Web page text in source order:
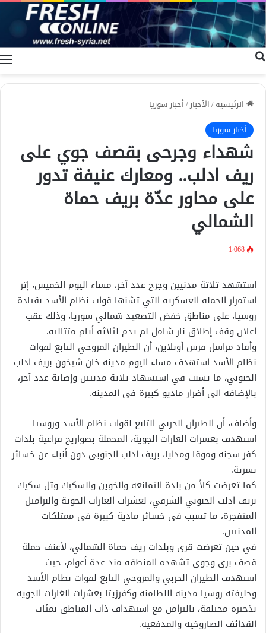
الرئيسية/الأخبار/أخبار سوريا
أخبار سوريا
شهداء وجرحى بقصف جوي على
ريف ادلب.. ومعارك عنيفة تدور
على محاور عدّة بريف حماة
الشمالي
1٬068
استشهد ثلاثة مدنيين وجرح عدد آخر، مساء اليوم الخميس، إثر
استمرار الحملة العسكرية التي تشنها قوات نظام الأسد بقيادة
روسيا، على مناطق خفض التصعيد شمالي سوريا، وذلك عقب
اعلان وقف إطلاق نار شامل لم يدم لثلاثة أيام متتالية.
وأفاد مراسل فرش أونلاين، أن الطيران المروحي التابع لقوات
نظام الأسد استهدف مساء اليوم مدينة خان شيخون بريف ادلب
الجنوبي، ما تسبب في استشهاد ثلاثة مدنيين وإصابة عدد آخر،
بالإضافة الى أضرار ماديو كبيرة في المدينة.
وأضاف، أن الطيران الحربي التابع لقوات نظام الأسد وروسيا
استهدف بعشرات الغارات الجوية، المحملة بصواريخ فراغية بلدات
كفر سجنة وموقا ومدايا، بريف ادلب الجنوبي دون أنباء عن خسائر
بشرية.
كما تعرضت كلاً من بلدة التمانعة والخوين والسكيك وتل سكيك
بريف ادلب الجنوبي الشرقي، لعشرات الغارات الجوية والبراميل
المتفجرة، ما تسبب في خسائر مادية كبيرة في ممتلكات
المدنيين.
في حين تعرضت قرى وبلدات ريف حماة الشمالي، لأعنف حملة
قصف بري وجوي تشهده المنطقة منذ عدة أعوام، حيث
استهدف الطيران الحربي والمروحي التابع لقوات نظام الأسد
وحليفته روسيا مدينة اللطامنة وكفرزيتا بعشرات الغارات الجوية
بذخيرة مختلفة، بالتزامن مع استهداف ذات المناطق بمئات
القذائف الصاروخية والمدفعية.